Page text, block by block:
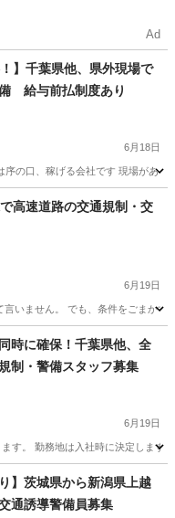
Ad
】千葉県他、県外現場で
給与前払制度あり
6月18日
の口、稼げる会社です 現場があ
高速道路の交通規制・交
6月19日
いません。 でも、条件をごまか
時に確保！千葉県他、全
制・警備スタッフ募集
6月19日
す。 勤務地は入社時に決定します
】茨城県から新潟県上越
通誘導警備員募集